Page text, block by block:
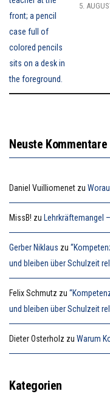
5.
Neuste Kommentare
Daniel Vuilliomenet zu
MissB! zu Lehrkräftemangel
Gerber Niklaus zu
und bleiben über Schulzeit
Felix Schmutz zu
und bleiben über Schulzeit
Dieter Osterholz zu Warum
Kategorien